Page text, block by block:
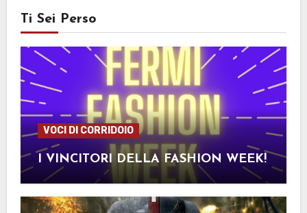
Ti Sei Perso
VOCI DI CORRIDOIO
I VINCITORI DELLA FASHION WEEK!